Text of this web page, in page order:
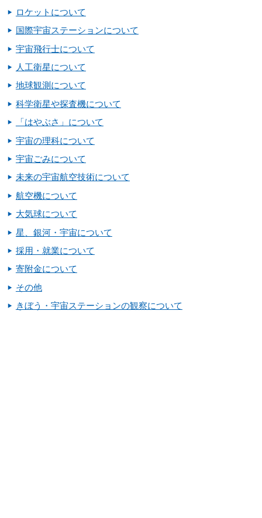
ロケットについて
国際宇宙ステーションについて
宇宙飛行士について
人工衛星について
地球観測について
科学衛星や探査機について
「はやぶさ」について
宇宙の理科について
宇宙ごみについて
未来の宇宙航空技術について
航空機について
大気球について
星、銀河・宇宙について
採用・就業について
寄附金について
その他
きぼう・宇宙ステーションの観察について